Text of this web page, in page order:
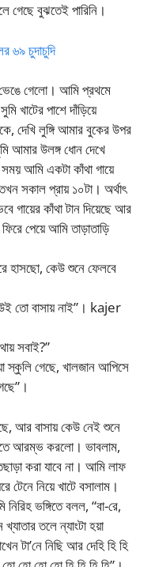
গেছে বুঝতেই পারিনি।
চুদাচুদি
ভেঙে গেলো। আমি প্রথমে
খাটের পাশে দাঁড়িয়ে
দেখি লুঙ্গি আমার বুকের উপর
আমার উলঙ্গ ধোন দেখে
আমি একটা কাঁথা গায়ে
সকাল প্রায় ১০টা। অর্থাৎ
গায়ের কাঁথা টান দিয়েছে আর
পেয়ে আমি তাড়াতাড়ি
হাসছো, কেউ শুনে ফেলবে
তো বাসায় নাই”। kajer
সবাই?”
স্কুলি গেছে, খালজান আপিসে
আর বাসায় কেউ নেই শুনে
আরম্ভ করলো। ভাবলাম,
করা যাবে না। আমি লাফ
টেনে নিয়ে খাটে বসালাম।
ভঙ্গিতে বলল, “বা-রে,
তলে ন্যাংটা হয়া
টা’নে নিছি আর দেহি হি হি